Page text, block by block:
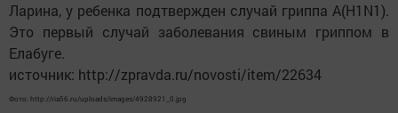
Ларина, у ребенка подтвержден случай гриппа A(H1N1).
Это первый случай заболевания свиным гриппом в
Елабуге.
источник: http://zpravda.ru/novosti/item/22634
Фото: http://ria56.ru/uploads/images/4928921_0.jpg